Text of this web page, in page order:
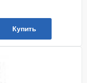
Купить